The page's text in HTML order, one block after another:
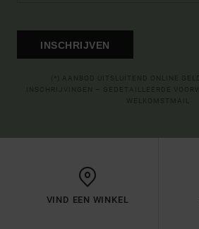
INSCHRIJVEN
VIND EEN WINKEL